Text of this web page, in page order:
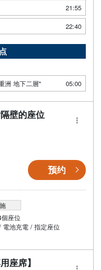
21:55
22:40
洲 地下二層" 05:00
壁的座位
预约
座位
電池充電 / 指定座位
座席】